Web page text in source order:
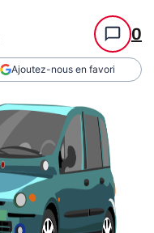
0
Ajoutez-nous en favori